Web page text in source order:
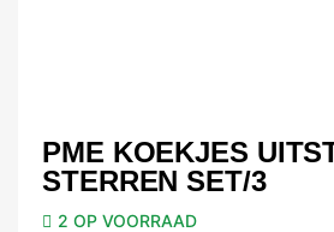
PME KOEKJES
STERREN SET/3
2 OP VOORRAAD